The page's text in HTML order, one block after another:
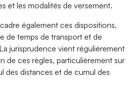
et les modalités de versement.
également ces dispositions,
de temps de transport et de
jurisprudence vient régulièrement
de ces règles, particulièrement sur
des distances et de cumul des